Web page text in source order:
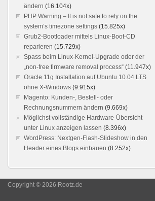
ändern (16.104x)
PHP Warning – It is not safe to rely on the
system’s timezone settings (15.825x)
Grub2-Bootloader mittels Linux-Boot-CD
reparieren (15.729x)
Spass beim Linux-Kernel-Upgrade oder der
„non-free firmware removal process“ (11.947x)
Oracle 11g Installation auf Ubuntu 10.04 LTS
ohne X-Windows (9.915x)
Magento: Kunden-, Bestell- oder
Rechnungsnummern ändern (9.669x)
Möglichst vollständige Hardware-Übersicht
unter Linux anzeigen lassen (8.396x)
WordPress: Nextgen-Flash-Slideshow in den
Header eines Blogs einbauen (8.252x)
Copyright © 2026 Rootz.de